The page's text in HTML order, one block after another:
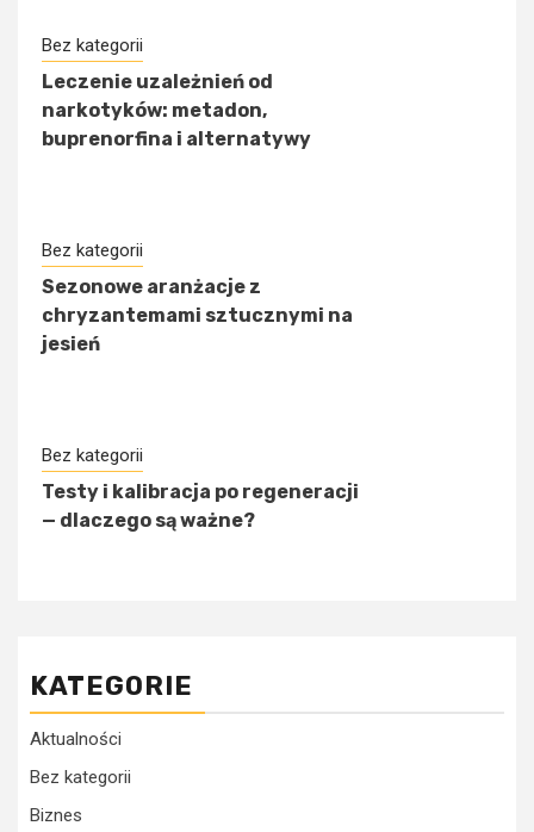
Bez kategorii
Leczenie uzależnień od
narkotyków: metadon,
buprenorfina i alternatywy
Bez kategorii
Sezonowe aranżacje z
chryzantemami sztucznymi na
jesień
Bez kategorii
Testy i kalibracja po regeneracji
— dlaczego są ważne?
KATEGORIE
Aktualności
Bez kategorii
Biznes